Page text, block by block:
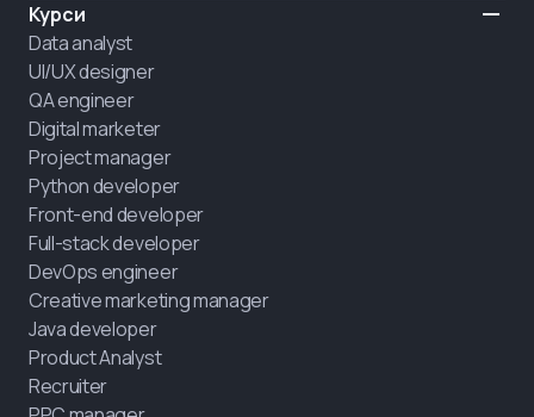
Курси
Data analyst
UI/UX designer
QA engineer
Digital marketer
Project manager
Python developer
Front-end developer
Full-stack developer
DevOps engineer
Creative marketing manager
Java developer
Product Analyst
Recruiter